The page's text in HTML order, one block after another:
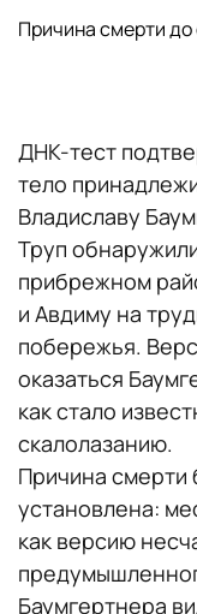
Причина смерти до
ДНК-тест
тело
Владиславу
Труп
прибрежном
и Авдиму на
побережья.
оказаться
как стало
скалолазанию.
Причина смерти
установлена:
как версию
Баумгертнера